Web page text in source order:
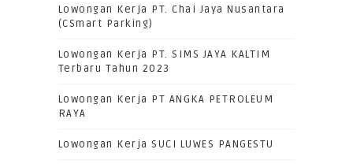
Lowongan Kerja PT. Chai Jaya Nusantara
(CSmart Parking)
Lowongan Kerja PT. SIMS JAYA KALTIM
Terbaru Tahun 2023
Lowongan Kerja PT ANGKA PETROLEUM
RAYA
Lowongan Kerja SUCI LUWES PANGESTU